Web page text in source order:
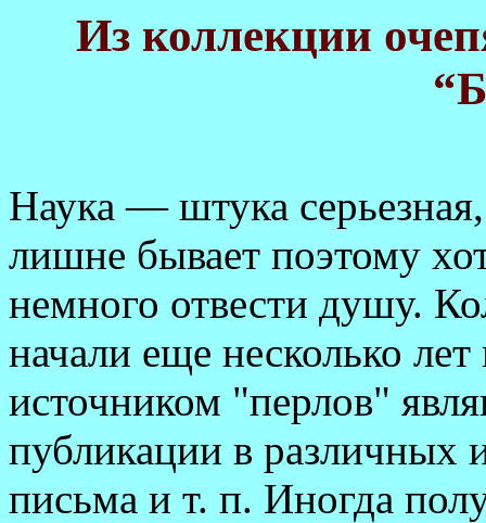
Из коллекции
Наука — штука
лишне бывает поэтому
немного отвести душу.
начали еще несколько
источником "перлов"
публикации в различных
письма и т. п. Иногда